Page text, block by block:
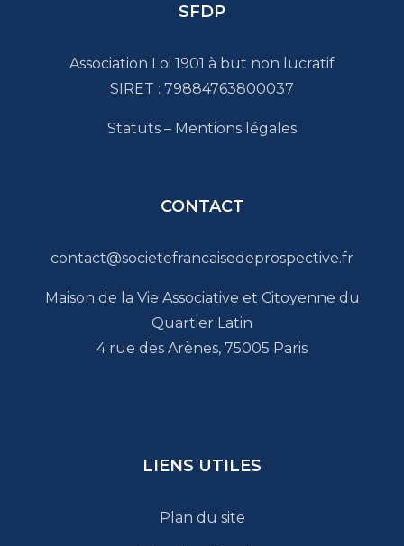
SFDP
Association Loi 1901 à but non lucratif
SIRET : 79884763800037
Statuts – Mentions légales
CONTACT
contact@societefrancaisedeprospective.fr
Maison de la Vie Associative et Citoyenne du
Quartier Latin
4 rue des Arènes, 75005 Paris
LIENS UTILES
Plan du site